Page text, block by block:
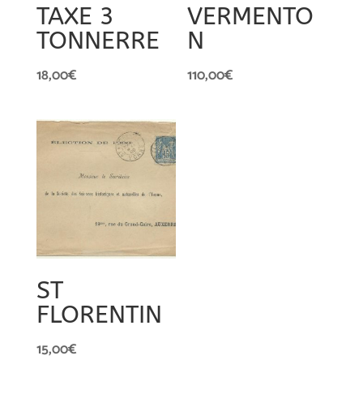
TAXE 3
TONNERRE
18,00€
VERMENTO
N
110,00€
ST
FLORENTIN
15,00€